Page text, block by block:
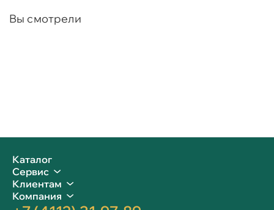
Вы смотрели
Каталог
Сервис
Клиентам
Компания